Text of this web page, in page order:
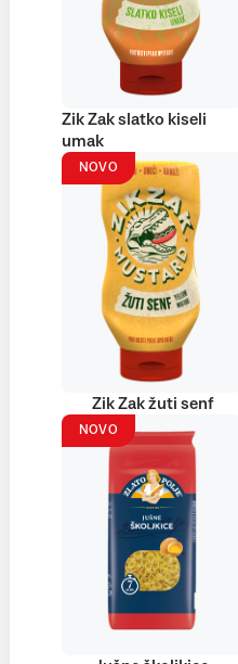
Zik Zak slatko kiseli
umak
NOVO
Zik Zak žuti senf
NOVO